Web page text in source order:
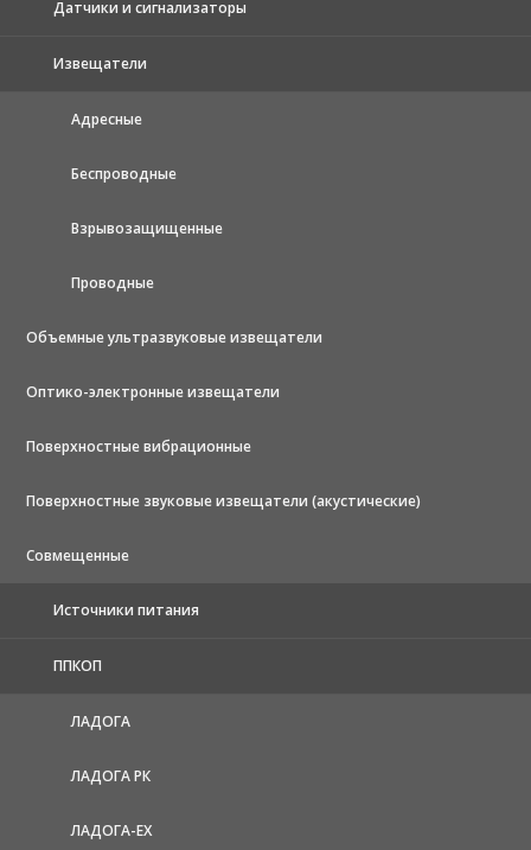
Датчики и сигнализаторы
Извещатели
Адресные
Беспроводные
Взрывозащищенные
Проводные
Объемные ультразвуковые извещатели
Оптико-электронные извещатели
Поверхностные вибрационные
Поверхностные звуковые извещатели (акустические)
Совмещенные
Источники питания
ППКОП
ЛАДОГА
ЛАДОГА РК
ЛАДОГА-EX